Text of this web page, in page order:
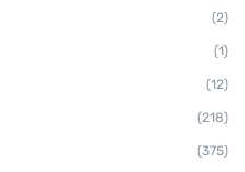
(2)
(1)
(12)
(218)
(375)